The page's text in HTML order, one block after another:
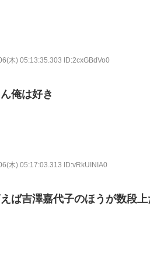
木) 05:13:35.303 ID:2cxGBdVo0
俺は好き
木) 05:17:03.313 ID:vRkUINIA0
ば吉澤嘉代子のほうが数段上